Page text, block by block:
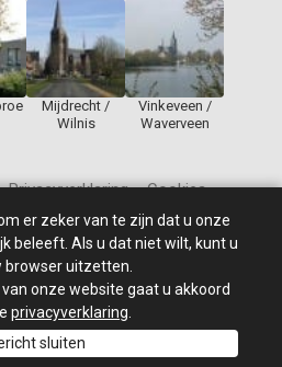
Mijdrecht /
Wilnis
Vinkeveen /
Waverveen
– Cookies
– Alle rechten voorbehouden.
- Website realisatie door
MKSHOP
er zeker van te zijn dat u onze
beleeft. Als u dat niet wilt, kunt u
browser uitzetten.
onze website gaat u akkoord
privacyverklaring
sluiten